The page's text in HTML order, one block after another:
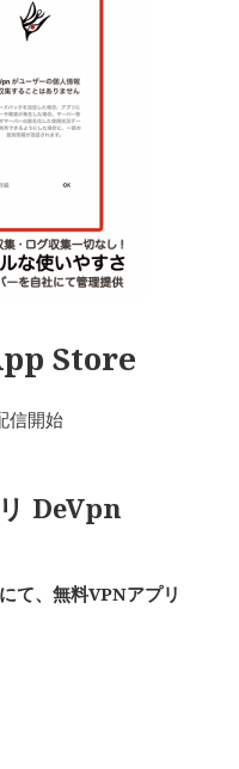
Store
信開始
DeVpn
て、無料VPNアプリ